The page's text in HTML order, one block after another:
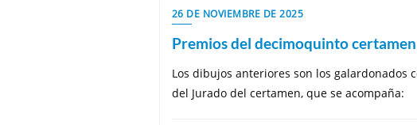
26 DE NOVIEMBRE DE 2025
Premios del decimoquinto
Los dibujos anteriores son los galardonados
del Jurado del certamen, que se acompaña: